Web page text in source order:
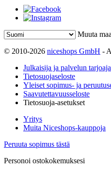
Muuta
© 2010-2026 niceshops GmbH -
Julkaisija ja palvelun tarjoaja
Tietosuojaseloste
Yleiset sopimus- ja
Saavutettavuusseloste
Tietosuoja-asetukset
Yritys
Muita Niceshops-kauppoja
Peruuta sopimus tästä
Personoi ostokokemuksesi